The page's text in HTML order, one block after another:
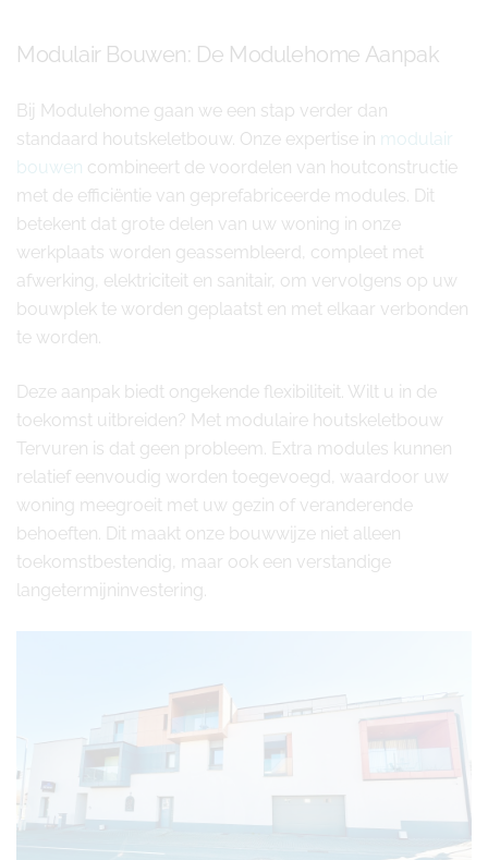
Modulair Bouwen: De Modulehome Aanpak
Bij Modulehome gaan we een stap verder dan
standaard houtskeletbouw. Onze expertise in modulair
bouwen combineert de voordelen van houtconstructie
met de efficiëntie van geprefabriceerde modules. Dit
betekent dat grote delen van uw woning in onze
werkplaats worden geassembleerd, compleet met
afwerking, elektriciteit en sanitair, om vervolgens op uw
bouwplek te worden geplaatst en met elkaar verbonden
te worden.
Deze aanpak biedt ongekende flexibiliteit. Wilt u in de
toekomst uitbreiden? Met modulaire houtskeletbouw
Tervuren is dat geen probleem. Extra modules kunnen
relatief eenvoudig worden toegevoegd, waardoor uw
woning meegroeit met uw gezin of veranderende
behoeften. Dit maakt onze bouwwijze niet alleen
toekomstbestendig, maar ook een verstandige
langetermijninvestering.